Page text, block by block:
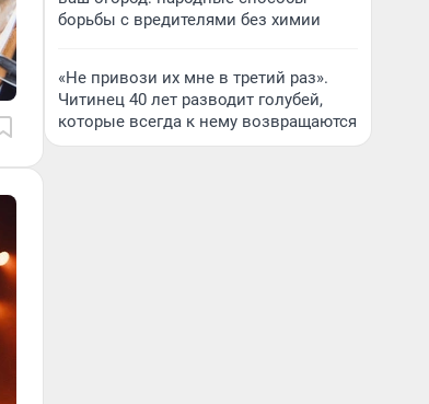
борьбы с вредителями без химии
«Не привози их мне в третий раз».
Читинец 40 лет разводит голубей,
которые всегда к нему возвращаются